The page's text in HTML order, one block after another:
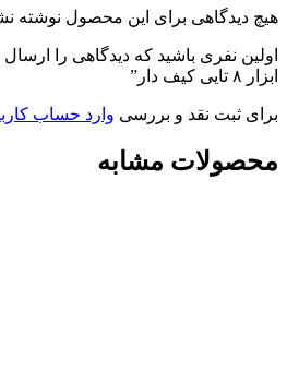
هیچ دیدگاهی برای این محصول نوشته
اولین نفری باشید که دیدگاهی را
ابزار ۸ تایی کیف دار”
برای ثبت نقد و بررسی وارد حساب
محصولات مشابه